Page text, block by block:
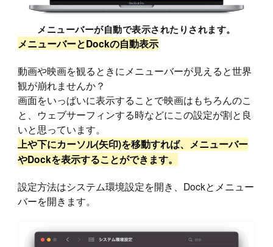
メニューバーが自動で表示されたりされます。
メニューバーとDockの自動表示
動画や映画を観るときにメニューバーが見えると世界
観が崩れませんか？
画面をいっぱいに表示することで映画はもちろんのこ
と、ウェブサーフィンする時などにこの設定が割と良
いと思っています。
上や下にカーソル(矢印)を移動すれば、メニューバー
やDockを表示することができます。
設定方法はシステム環境設定を開き、Dockとメニュー
バーを開きます。